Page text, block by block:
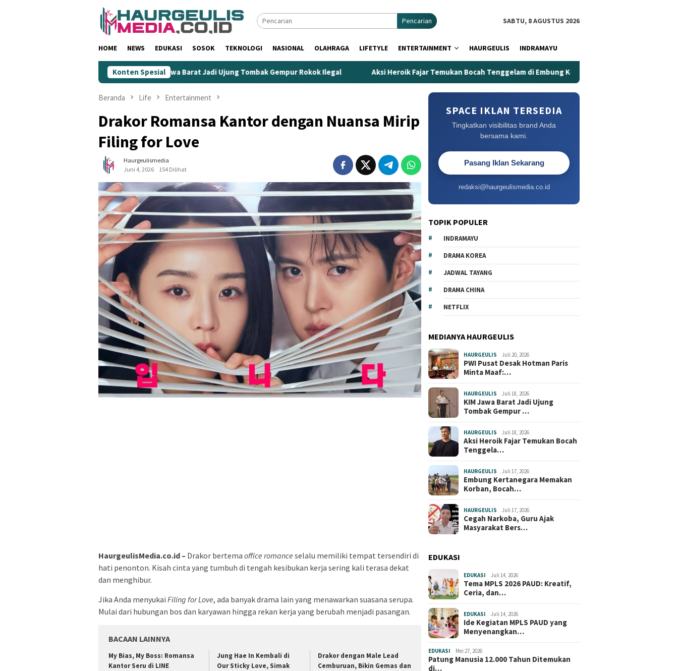
Pencarian SABTU, 8 AGUSTUS 2026
HOME NEWS EDUKASI SOSOK TEKNOLOGI NASIONAL OLAHRAGA LIFETYLE ENTERTAINMENT HAURGEULIS INDRAMAYU
Konten Spesial
KIM Jawa Barat Jadi Ujung Tombak Gempur Rokok Ilegal Aksi Heroik Fajar Temukan Bocah Tenggelam di Embung Kertanegara
Beranda Life Entertainment
Drakor Romansa Kantor dengan Nuansa Mirip
Filing for Love
Haurgeulismedia
Juni 4, 2026
154 Dilihat
HaurgeulisMedia.co.id – Drakor bertema office romance selalu memiliki tempat tersendiri di
hati penonton. Kisah cinta yang tumbuh di tengah kesibukan kerja sering kali terasa dekat
dan menghibur.
Jika Anda menyukai Filing for Love, ada banyak drama lain yang menawarkan suasana serupa.
Mulai dari hubungan bos dan karyawan hingga rekan kerja yang berubah menjadi pasangan.
BACAAN LAINNYA
My Bias, My Boss: Romansa
Kantor Seru di LINE
Jung Hae In Kembali di
Our Sticky Love, Simak
Drakor dengan Male Lead
Cemburuan, Bikin Gemas dan
SPACE IKLAN TERSEDIA
Tingkatkan visibilitas brand Anda
bersama kami.
Pasang Iklan Sekarang
redaksi@haurgeulismedia.co.id
TOPIK POPULER
INDRAMAYU
DRAMA KOREA
JADWAL TAYANG
DRAMA CHINA
NETFLIX
MEDIANYA HAURGEULIS
HAURGEULIS Juli 20, 2026
PWI Pusat Desak Hotman Paris
Minta Maaf:…
HAURGEULIS Juli 18, 2026
KIM Jawa Barat Jadi Ujung
Tombak Gempur …
HAURGEULIS Juli 18, 2026
Aksi Heroik Fajar Temukan Bocah
Tenggela…
HAURGEULIS Juli 17, 2026
Embung Kertanegara Memakan
Korban, Bocah…
HAURGEULIS Juli 17, 2026
Cegah Narkoba, Guru Ajak
Masyarakat Bers…
EDUKASI
EDUKASI Juli 14, 2026
Tema MPLS 2026 PAUD: Kreatif,
Ceria, dan…
EDUKASI Juli 14, 2026
Ide Kegiatan MPLS PAUD yang
Menyenangkan…
EDUKASI Mei 27, 2026
Patung Manusia 12.000 Tahun Ditemukan
di…